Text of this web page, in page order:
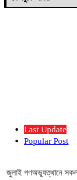
Last Update
Popular Post
জুলাই গণঅভ্যুত্থানে সকল